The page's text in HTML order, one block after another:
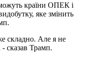
країни ОПЕК і
яке змінить
складно. Але я не
сказав Трамп.